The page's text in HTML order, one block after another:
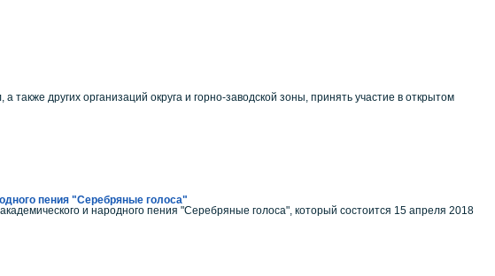
также других организаций округа и горно-заводской зоны, принять участие в открытом
пения "Серебряные голоса"
и народного пения "Серебряные голоса", который состоится 15 апреля 2018